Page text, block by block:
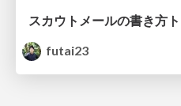
スカウトメールの書き方
futai23